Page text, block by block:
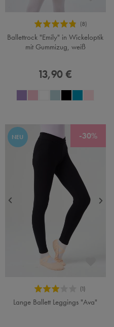
Ballettrock "Emily" in Wickeloptik
mit Gummizug, weiß
13,90 €
-30%
NEU
Lange Ballett Leggings "Ava"